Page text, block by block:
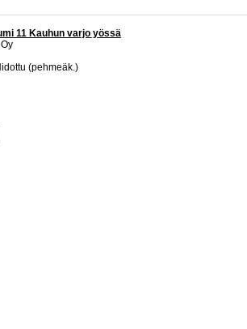
11 Kauhun varjo yössä
(pehmeäk.)